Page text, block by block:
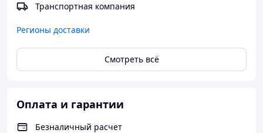
Транспортная компания
Регионы доставки
Смотреть всё
Оплата и гарантии
Безналичный расчет